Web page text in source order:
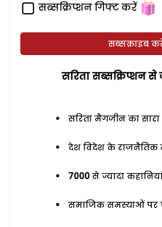
सब्सक्रिप्शन गिफ्ट करें
सब्सक्राइब
सरिता सब्सक्रिप्शन
सरिता मैगजीन का
देश विदेश के राजनैतिक
7000 से ज्यादा
समाजिक समस्याओं पर